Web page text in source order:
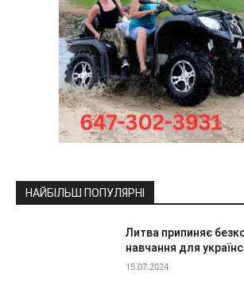
НАЙБІЛЬШ ПОПУЛЯРНІ
Литва припиняє
навчання для
15.07.2024